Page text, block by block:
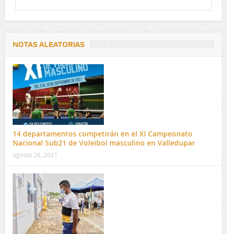
NOTAS ALEATORIAS
14 departamentos competirán en el XI Campeonato
Nacional Sub21 de Voleibol masculino en Valledupar
agosto 26, 2021